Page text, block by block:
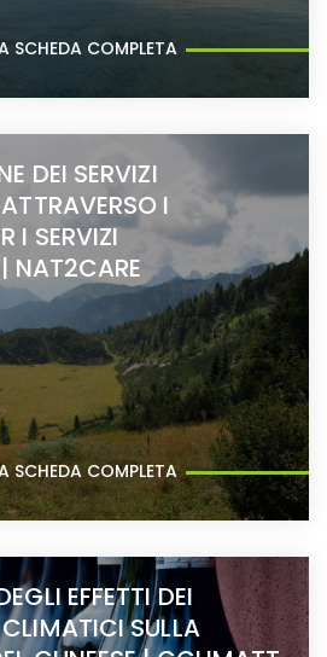
SCHEDA COMPLETA
DEI SERVIZI
I
I SERVIZI
NAT2CARE
SCHEDA COMPLETA
EFFETTI DEI
SULLA